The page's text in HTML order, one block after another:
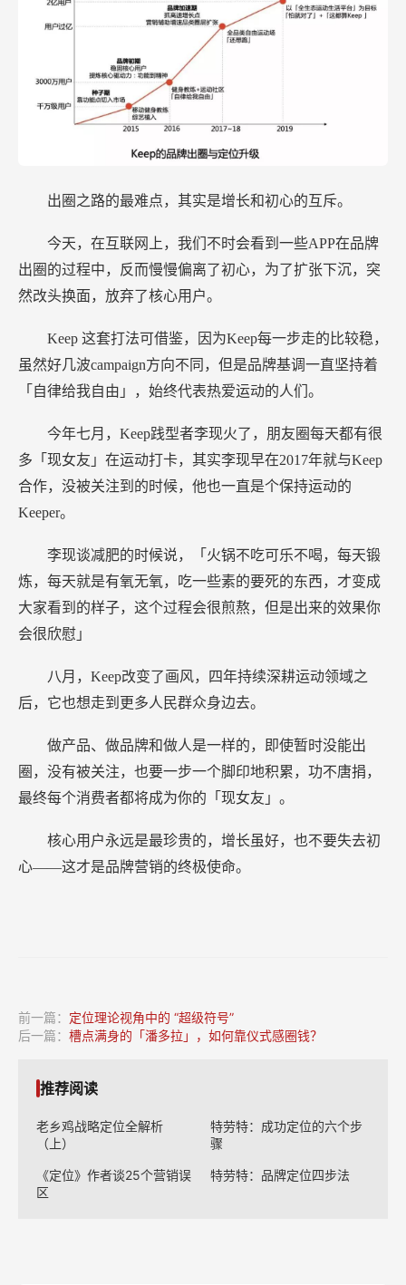
出圈之路的最难点，其实是增长和初心的互斥。
今天，在互联网上，我们不时会看到一些APP在品牌
出圈的过程中，反而慢慢偏离了初心，为了扩张下沉，突
然改头换面，放弃了核心用户。
Keep 这套打法可借鉴，因为Keep每一步走的比较稳，
虽然好几波campaign方向不同，但是品牌基调一直坚持着
「自律给我自由」，始终代表热爱运动的人们。
今年七月，Keep践型者李现火了，朋友圈每天都有很
多「现女友」在运动打卡，其实李现早在2017年就与Keep
合作，没被关注到的时候，他也一直是个保持运动的
Keeper。
李现谈减肥的时候说，「火锅不吃可乐不喝，每天锻
炼，每天就是有氧无氧，吃一些素的要死的东西，才变成
大家看到的样子，这个过程会很煎熬，但是出来的效果你
会很欣慰」
八月，Keep改变了画风，四年持续深耕运动领域之
后，它也想走到更多人民群众身边去。
做产品、做品牌和做人是一样的，即使暂时没能出
圈，没有被关注，也要一步一个脚印地积累，功不唐捐，
最终每个消费者都将成为你的「现女友」。
核心用户永远是最珍贵的，增长虽好，也不要失去初
心——这才是品牌营销的终极使命。
前一篇： 定位理论视角中的 “超级符号”
后一篇： 槽点满身的「​潘多拉」，如何靠仪式感圈钱？
推荐阅读
老乡鸡战略定位全解析
（上）
特劳特：成功定位的六个步
骤
《定位》作者谈25个营销误
区
特劳特：品牌定位四步法